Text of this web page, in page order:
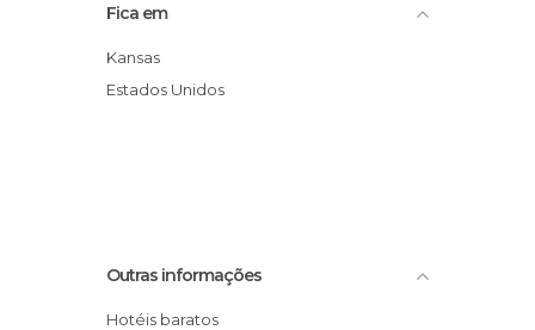
Fica em
Kansas
Estados Unidos
Outras informações
Hotéis baratos